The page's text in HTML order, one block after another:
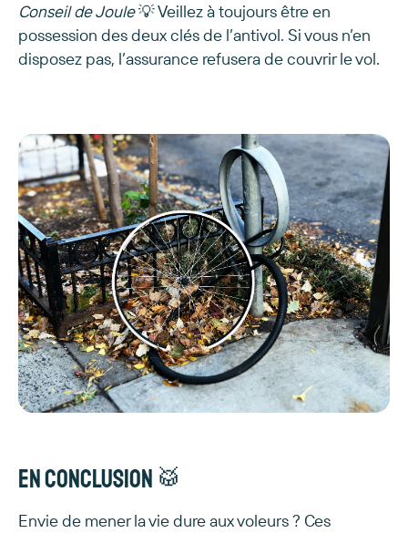
Conseil de Joule💡 Veillez à toujours être en
possession des deux clés de l’antivol. Si vous n’en
disposez pas, l’assurance refusera de couvrir le vol.
En conclusion 🥁
Envie de mener la vie dure aux voleurs ? Ces